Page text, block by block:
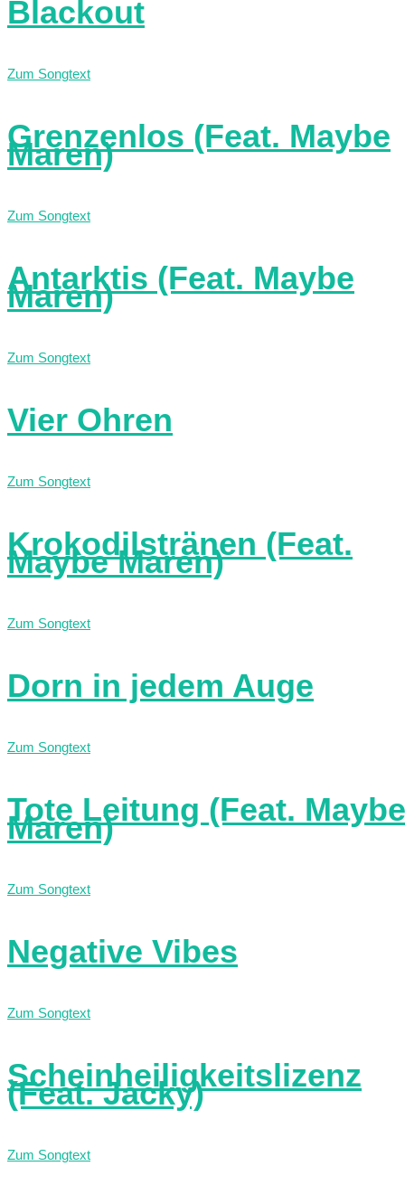
Blackout
Zum Songtext
Grenzenlos (Feat. Maybe
Maren)
Zum Songtext
Antarktis (Feat. Maybe
Maren)
Zum Songtext
Vier Ohren
Zum Songtext
Krokodilstränen (Feat.
Maybe Maren)
Zum Songtext
Dorn in jedem Auge
Zum Songtext
Tote Leitung (Feat. Maybe
Maren)
Zum Songtext
Negative Vibes
Zum Songtext
Scheinheiligkeitslizenz
(Feat. Jacky)
Zum Songtext